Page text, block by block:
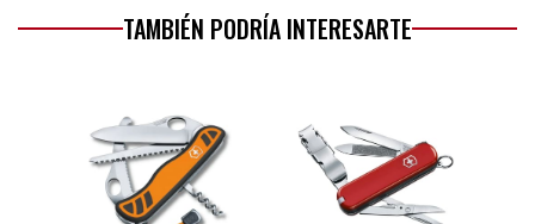
TAMBIÉN PODRÍA INTERESARTE